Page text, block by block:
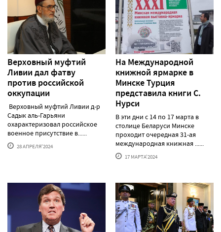
Верховный муфтий
Ливии дал фатву
против российской
оккупации
Верховный муфтий Ливии д-р
Садык аль-Гарьяни
охарактеризовал российское
военное присутствие в......
28 АПРЕЛЯ'2024
На Международной
книжной ярмарке в
Минске Турция
представила книги С.
Нурси
В эти дни с 14 по 17 марта в
столице Беларуси Минске
проходит очередная 31-ая
международная книжная ......
17 МАРТА'2024